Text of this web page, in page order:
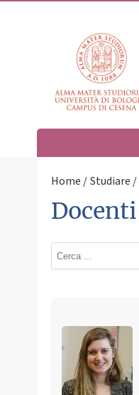
Home Studiare
Docenti